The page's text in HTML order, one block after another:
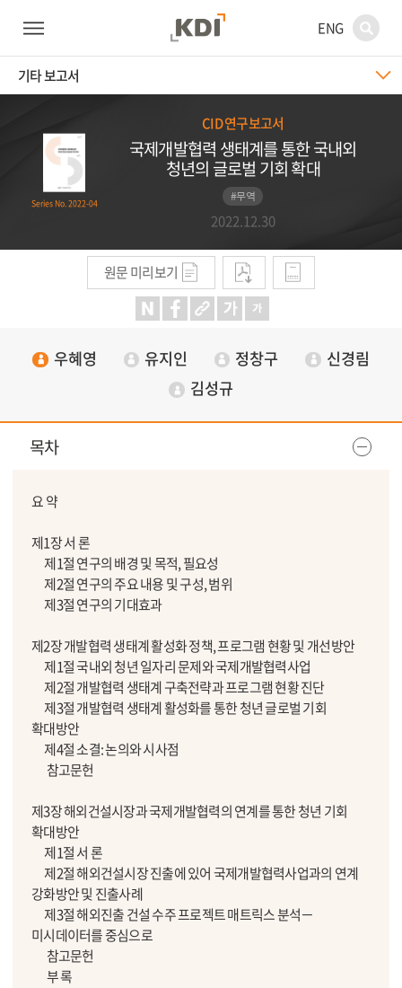
ENG
기타 보고서
Series No. 2022-04
CID 연구보고서
국제개발협력 생태계를 통한 국내외
청년의 글로벌 기회 확대
#무역
2022.12.30
원문 미리보기
우혜영 유지인 정창구
신경림
김성규
목차
요 약
제1장 서 론
제1절 연구의 배경 및 목적, 필요성
제2절 연구의 주요 내용 및 구성, 범위
제3절 연구의 기대효과
제2장 개발협력 생태계 활성화 정책, 프로그램 현황 및 개선방안
제1절 국내외 청년 일자리 문제와 국제개발협력사업
제2절 개발협력 생태계 구축전략과 프로그램 현황 진단
제3절 개발협력 생태계 활성화를 통한 청년 글로벌 기회
확대방안
제4절 소결: 논의와 시사점
참고문헌
제3장 해외건설시장과 국제개발협력의 연계를 통한 청년 기회
확대방안
제1절 서 론
제2절 해외건설시장 진출에 있어 국제개발협력사업과의 연계
강화방안 및 진출사례
제3절 해외진출 건설 수주 프로젝트 매트릭스 분석－
미시데이터를 중심으로
참고문헌
부 록